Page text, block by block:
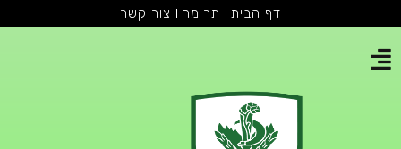
דף הבית תרומה צור קשר